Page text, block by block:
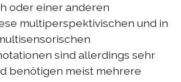
2021
Berlin 2020
Die 2020
2020
oder einer anderen
multiperspektivischen und in
sind allerdings sehr
benötigen meist mehrere